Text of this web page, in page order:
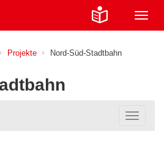
ein-/
Projekte Nord-Süd-Stadtbahn
ein-/